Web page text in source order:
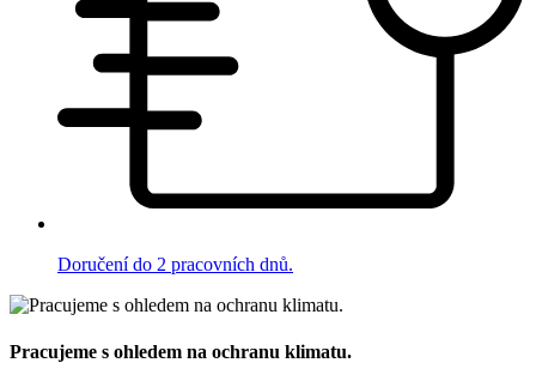
Doručení do 2 pracovních dnů.
Pracujeme s ohledem na ochranu klimatu.